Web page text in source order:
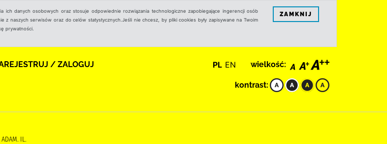
danych osobowych oraz stosuje odpowiednie rozwiązania technologiczne zapobiegające ingerencji osób
naszych serwisów oraz do celów statystycznych.Jeśli nie chcesz, by pliki cookies były zapisywane na Twoim
prywatności.
ZAMKNIJ
/ ZALOGUJ PL EN wielkość:
kontrast:
ADAM. IL.